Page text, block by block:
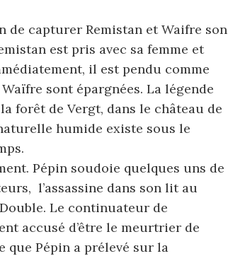
de capturer Remistan et Waifre son
est pris avec sa femme et
il est pendu comme
sont épargnées. La légende
forêt de Vergt, dans le château de
humide existe sous le
Pépin soudoie quelques uns de
l’assassine dans son lit au
Le continuateur de
accusé d’être le meurtrier de
que Pépin a prélevé sur la